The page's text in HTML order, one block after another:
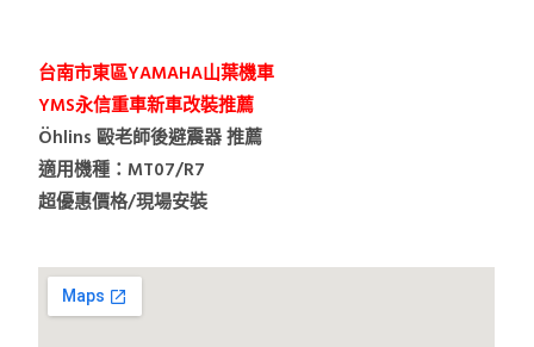
台南市東區YAMAHA山葉機車
YMS永信重車新車改裝推薦
Öhlins 毆老師後避震器 推薦
適用機種：MT07/R7
超優惠價格/現場安裝